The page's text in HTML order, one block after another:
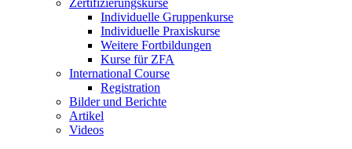
Zertifizierungskurse
Individuelle Gruppenkurse
Individuelle Praxiskurse
Weitere Fortbildungen
Kurse für ZFA
International Course
Registration
Bilder und Berichte
Artikel
Videos